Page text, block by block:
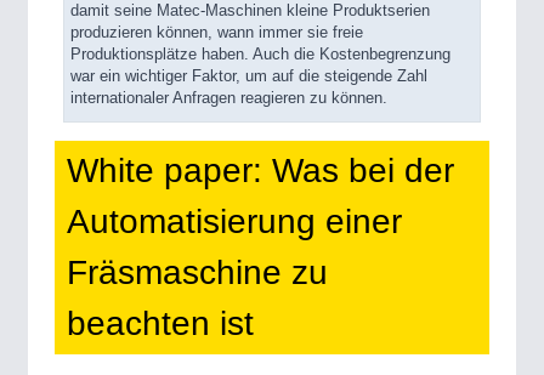
damit seine Matec-Maschinen kleine Produktserien
produzieren können, wann immer sie freie
Produktionsplätze haben. Auch die Kostenbegrenzung
war ein wichtiger Faktor, um auf die steigende Zahl
internationaler Anfragen reagieren zu können.
White paper: Was bei der
Automatisierung einer
Fräsmaschine zu
beachten ist